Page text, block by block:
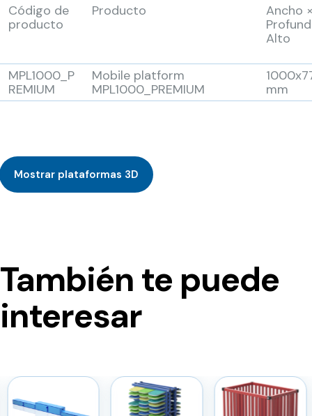
Código de
producto
Producto
Ancho
Alto
MPL1000_P
REMIUM
Mobile platform
MPL1000_PREMIUM
mm
Mostrar plataformas 3D
También te puede
interesar